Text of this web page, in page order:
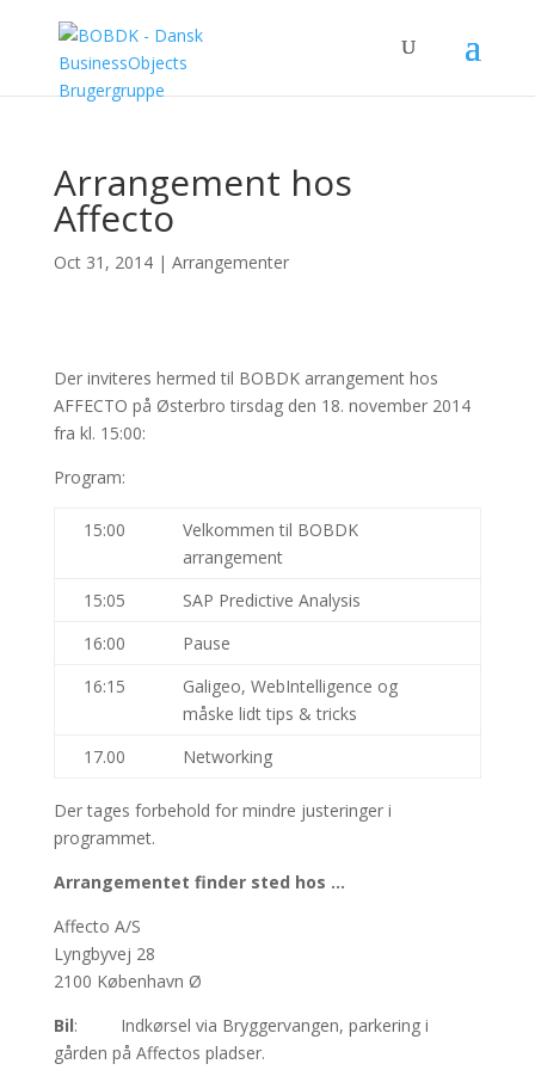
Arrangement hos
Affecto
Oct 31, 2014| Arrangementer
Der inviteres hermed til BOBDK arrangement hos
AFFECTO på Østerbro tirsdag den 18. november 2014
fra kl. 15:00:
Program:
15:00
Velkommen til BOBDK
arrangement
15:05
SAP Predictive Analysis
16:00
Pause
16:15
Galigeo, WebIntelligence og
måske lidt tips & tricks
17.00
Networking
Der tages forbehold for mindre justeringer i
programmet.
Arrangementet finder sted hos …
Affecto A/S
Lyngbyvej 28
2100 København Ø
Bil: Indkørsel via Bryggervangen, parkering i
gården på Affectos pladser.